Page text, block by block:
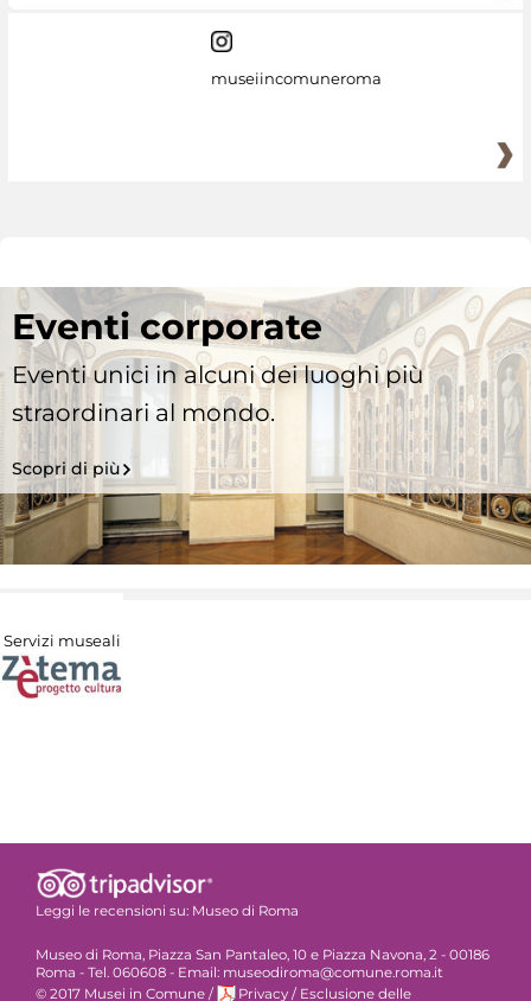
museiincomuneroma
Eventi corporate
Eventi unici in alcuni dei luoghi più
straordinari al mondo.
Scopri di più
Servizi museali
Leggi le recensioni su: Museo di Roma
Museo di Roma, Piazza San Pantaleo, 10 e Piazza Navona, 2 - 00186
Roma - Tel. 060608 - Email: museodiroma@comune.roma.it
© 2017 Musei in Comune / Privacy / Esclusione delle